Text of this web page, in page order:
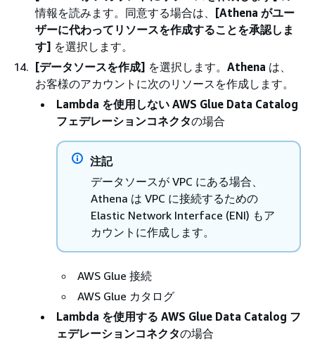
情報を読みます。同意する場合は、
[Athena がユー
ザーに代わってリソースを作成することを承認しま
す] を選択します。
[データソースを作成] を選択します。 Athena は、
お客様のアカウントに次のリソースを作成します。
Lambda を使用しない AWS Glue Data Catalog
フェデレーションコネクタの場合
注記
データソースが VPC にある場合、
Athena は VPC に接続するための
Elastic Network Interface (ENI) もア
カウントに作成します。
AWS Glue 接続
AWS Glue カタログ
Lambda を使用する AWS Glue Data Catalog フ
ェデレーションコネクタの場合